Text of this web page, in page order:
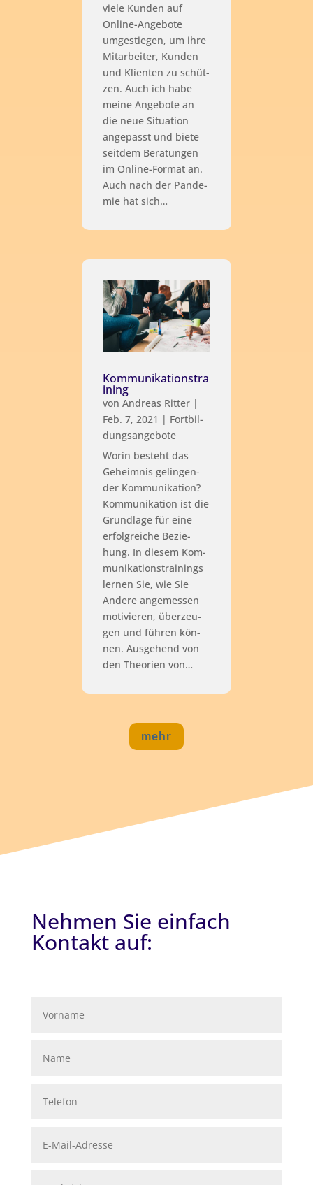
vie­le Kun­den auf
Online-Ange­bo­te
umge­stie­gen, um ihre
Mit­ar­bei­ter, Kun­den
und Kli­en­ten zu schüt­
zen. Auch ich habe
mei­ne Ange­bo­te an
die neue Situa­ti­on
ange­passt und bie­te
seit­dem Bera­tun­gen
im Online-For­mat an.
Auch nach der Pan­de­
mie hat sich…
Kommunikationstra
ining
vonAndreas Ritter |
Feb. 7, 2021 | Fort­bil­
dungs­an­ge­bo­te
Wor­in besteht das
Geheim­nis gelin­gen­
der Kom­mu­ni­ka­ti­on?
Kom­mu­ni­ka­ti­on ist die
Grund­la­ge für eine
erfolg­rei­che Bezie­
hung. In die­sem Kom­
mu­ni­ka­ti­ons­trai­nings
ler­nen Sie, wie Sie
Ande­re ange­mes­sen
moti­vie­ren, über­zeu­
gen und füh­ren kön­
nen. Aus­ge­hend von
den Theo­rien von…
mehr
Nehmen Sie einfach
Kontakt auf: